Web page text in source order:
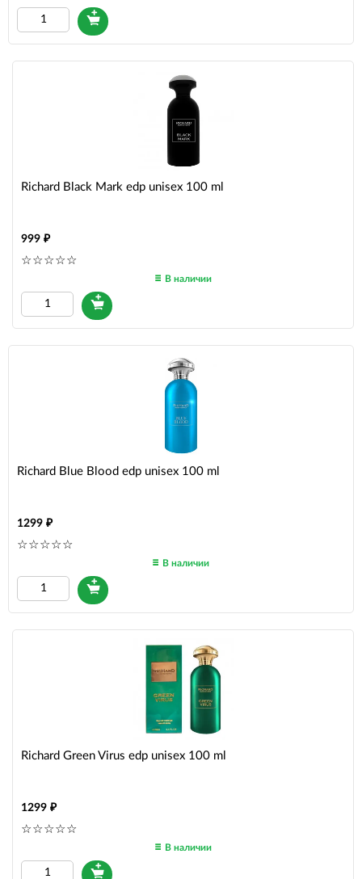
Richard Black Mark edp unisex 100 ml
999
В наличии
Richard Blue Blood edp unisex 100 ml
1299
В наличии
Richard Green Virus edp unisex 100 ml
1299
В наличии